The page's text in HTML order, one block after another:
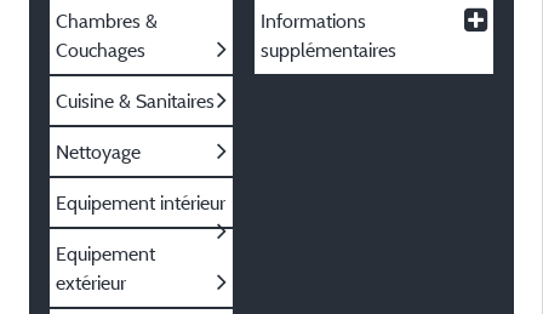
Chambres &
Couchages
Cuisine & Sanitaires
Nettoyage
Equipement intérieur
Equipement
extérieur
Informations
supplémentaires